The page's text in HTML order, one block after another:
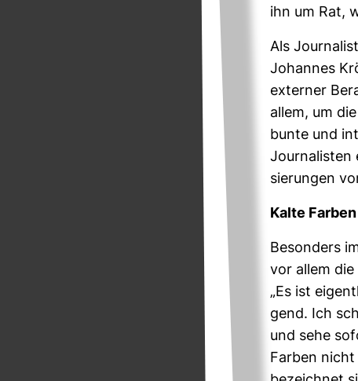
ihn um Rat,
Als
Johannes
externer
allem, um
bunte und
Jour­na­listen
sie­rungen
Kalte
Beson­ders
vor allem
„Es ist
gend. Ich
und sehe
Farben nicht